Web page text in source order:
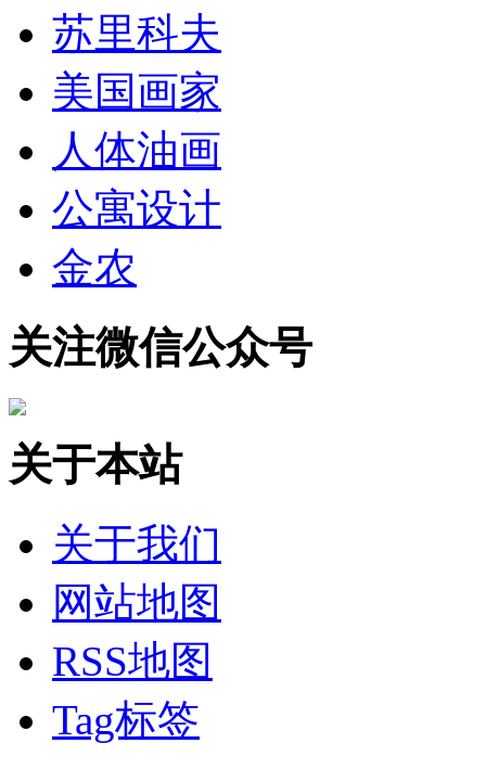
苏里科夫
美国画家
人体油画
公寓设计
金农
关注微信公众号
关于本站
关于我们
网站地图
RSS地图
Tag标签